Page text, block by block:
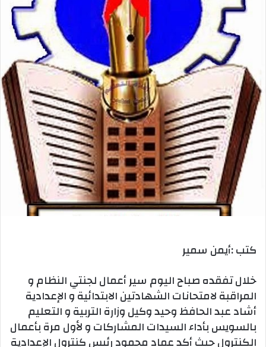
كتب :أيمن سمير
خلال تفقده صباح اليوم سير أعمال لجنتي النظام و
المراقبة لامتحانات الشهادتين الابتدائية و الإعدادية
أشاد عبد الحافظ وحيد وكيل وزارة التربية و التعليم
بالسويس بأداء السيدات المشاركات و لأول مرة بأعمال
الكنترول حيث أكد عماد محمود رئيس كنترول الإعدادية